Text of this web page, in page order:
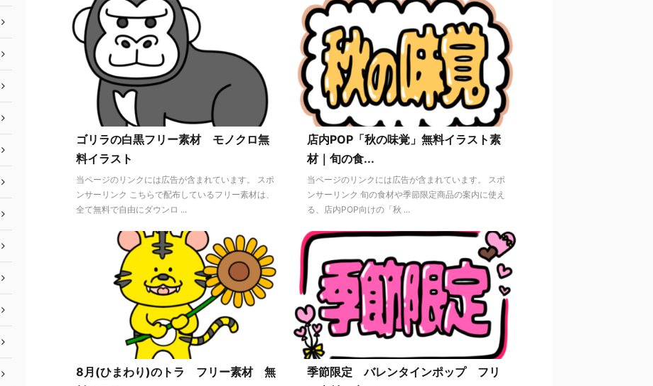
ゴリラの白黒フリー素材 モノクロ無
料イラスト
当ページのリンクには広告が含まれています。 スポ
ンサーリンク こちらで配布しているフリー素材は、
全て無料で自由にダウンロ ...
店内POP「秋の味覚」無料イラスト素
材｜旬の食...
当ページのリンクには広告が含まれています。 スポ
ンサーリンク 旬の食材や季節限定商品の案内に使え
る、店内POP向けの「秋 ...
8月(ひまわり)のトラ フリー素材 無
季節限定 バレンタインポップ フリ